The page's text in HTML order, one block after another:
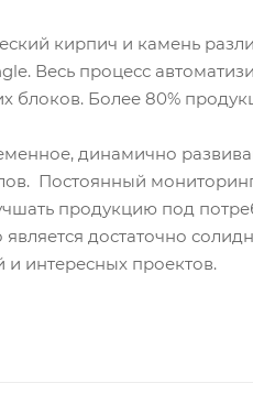
кирпич и камень
Весь процесс
блоков. Более 80%
динамично
Постоянный
продукцию под
достаточно
и интересных проектов.